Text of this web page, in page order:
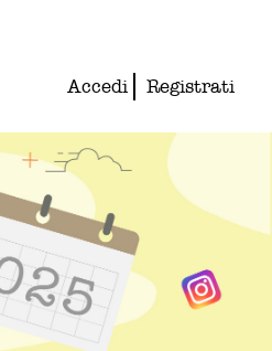
Accedi Registrati